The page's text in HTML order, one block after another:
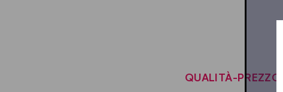
QUALITÀ-PREZZO